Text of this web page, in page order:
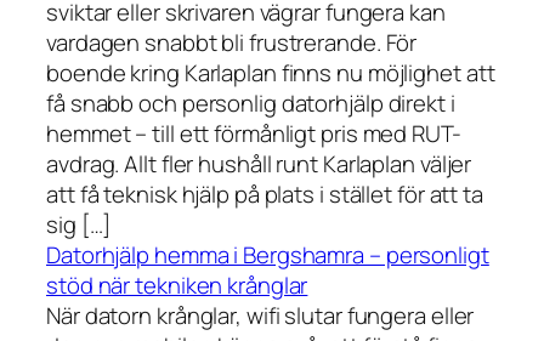
sviktar eller skrivaren vägrar fungera kan
vardagen snabbt bli frustrerande. För
boende kring Karlaplan finns nu möjlighet att
få snabb och personlig datorhjälp direkt i
hemmet – till ett förmånligt pris med RUT-
avdrag. Allt fler hushåll runt Karlaplan väljer
att få teknisk hjälp på plats i stället för att ta
sig […]
Datorhjälp hemma i Bergshamra – personligt
stöd när tekniken krånglar
När datorn krånglar, wifi slutar fungera eller